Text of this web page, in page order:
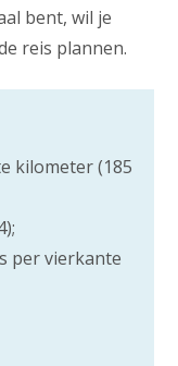
bent, wil je
reis plannen.
kilometer (185
per vierkante